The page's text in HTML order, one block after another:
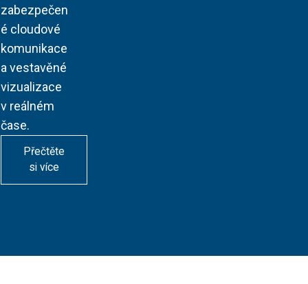
zabezpečen
é cloudové
komunikace
a vestavěné
vizualizace
v reálném
čase.
Přečtěte
si více